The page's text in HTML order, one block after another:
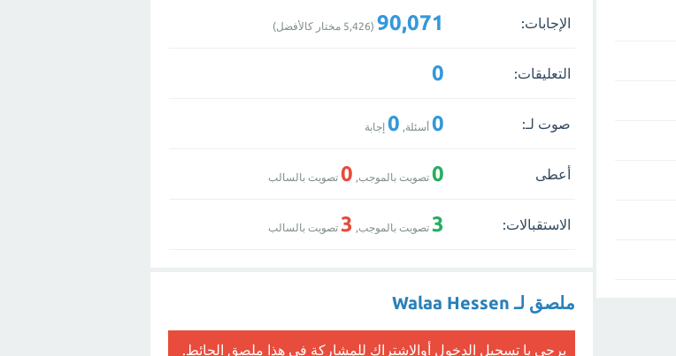
الإجابات: 90,071
(
5,426 مختار كالأفضل)
التعليقات: 0
صوت لـ: 0 أسئلة, 0 إجابة
أعطى 0 تصويت بالموجب, 0 تصويت بالسالب
الاستقبالات: 3 تصويت بالموجب, 3 تصويت بالسالب
ملصق لـ Walaa Hessen
يرجى ياتسجيل الدخول أوالاشتراك للمشاركة في هذا ملصق الحائط.